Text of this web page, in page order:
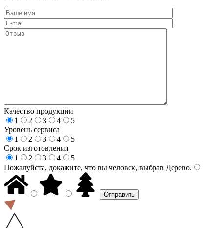
Качество продукции
1
2 3 4
5
Уровень сервиса
1
2 3 4
5
Срок изготовления
1
2 3 4
5
Пожалуйста, докажите, что вы человек, выбрав Дерево.